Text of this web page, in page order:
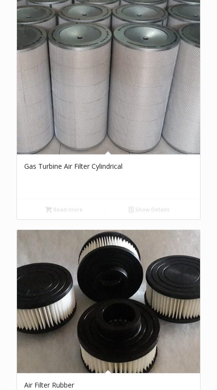
Gas Turbine Air Filter Cylindrical
Read more Show Details
Air Filter Rubber